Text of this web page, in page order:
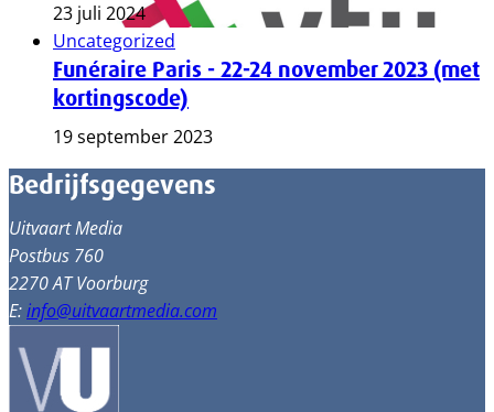
23 juli 2024
Uncategorized
Funéraire Paris - 22-24 november 2023 (met
kortingscode)
19 september 2023
Bedrijfsgegevens
Uitvaart Media
Postbus 760
2270 AT Voorburg
E:info@uitvaartmedia.com